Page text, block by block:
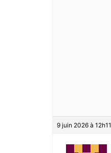
9 juin 2026 à 12h11